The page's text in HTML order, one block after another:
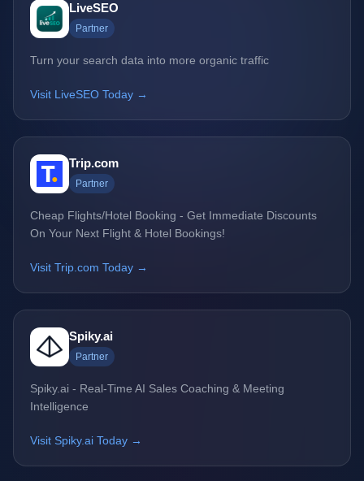
LiveSEO
Partner
Turn your search data into more organic traffic
Visit LiveSEO Today →
Trip.com
Partner
Cheap Flights/Hotel Booking - Get Immediate Discounts
On Your Next Flight & Hotel Bookings!
Visit Trip.com Today →
Spiky.ai
Partner
Spiky.ai - Real-Time AI Sales Coaching & Meeting
Intelligence
Visit Spiky.ai Today →